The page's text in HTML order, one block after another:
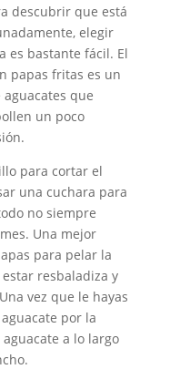
descubrir que está
elegir
es bastante fácil. El
papas fritas es un
que
un poco
para cortar el
una cuchara para
no siempre
Una mejor
para pelar la
resbaladiza y
vez que le hayas
por la
a lo largo